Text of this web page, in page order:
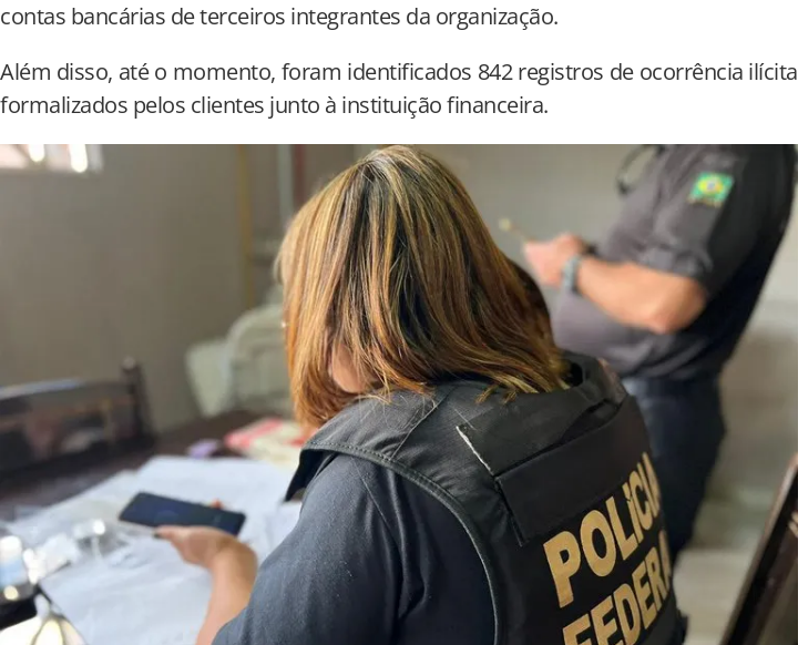
contas bancárias de terceiros integrantes da organização.
Além disso, até o momento, foram identificados 842 registros de ocorrência ilícita
formalizados pelos clientes junto à instituição financeira.